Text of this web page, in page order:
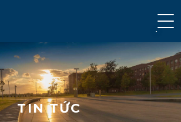
TIN TỨC